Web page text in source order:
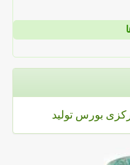
بورس تولید